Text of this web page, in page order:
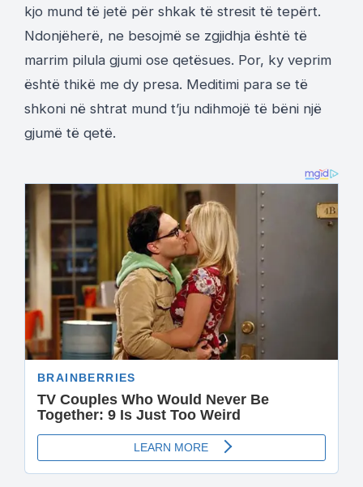
kjo mund të jetë për shkak të stresit të tepërt.
Ndonjëherë, ne besojmë se zgjidhja është të
marrim pilula gjumi ose qetësues. Por, ky veprim
është thikë me dy presa. Meditimi para se të
shkoni në shtrat mund t’ju ndihmojë të bëni një
gjumë të qetë.